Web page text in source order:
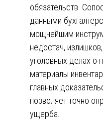
обязательств.
данными
мощнейшим
недостач,
уголовных делах о
материалы
главных
позволяет точно
ущерба.